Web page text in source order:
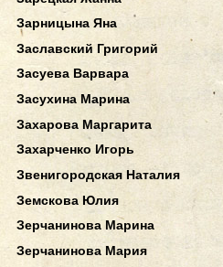
Зарницына Яна
Заславский Григорий
Засуева Варвара
Засухина Марина
Захарова Маргарита
Захарченко Игорь
Звенигородская Наталия
Земскова Юлия
Зерчанинова Марина
Зерчанинова Мария